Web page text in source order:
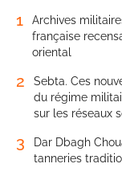
1
Archives
française
oriental
2
Sebta. Ces
du régime
sur les réseaux
3
Dar Dbagh
tanneries